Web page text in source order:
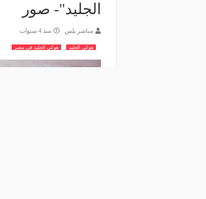
الجليد"- صور
مباشر بلس منذ 4 سنوات
هوكي الجليد هوكي الجليد في مصر